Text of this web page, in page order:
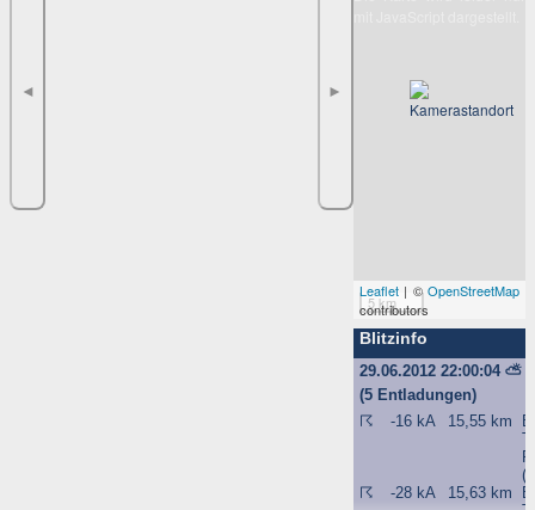
◄ ►
5 km
Leaflet | ©OpenStreetMap
contributors
Blitzinfo
29.06.2012 22:00:04⛅
(5 Entladungen)
☈
-16 kA 15,55 km
☈
-28 kA 15,63 km